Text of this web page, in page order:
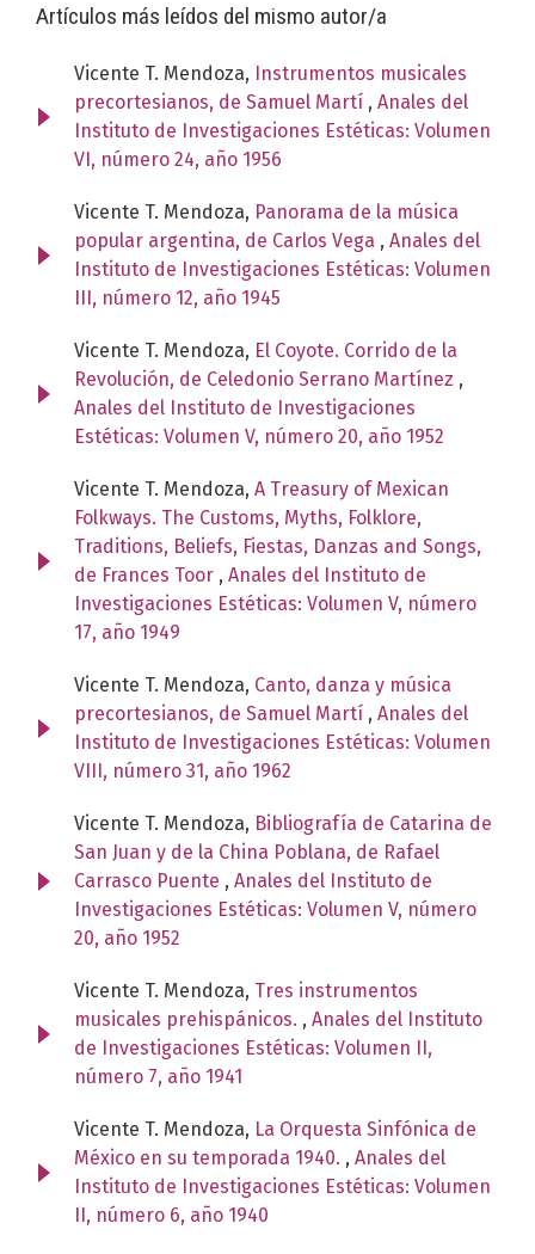
Artículos más leídos del mismo autor/a
Vicente T. Mendoza, Instrumentos musicales
precortesianos, de Samuel Martí , Anales del
Instituto de Investigaciones Estéticas: Volumen
VI, número 24, año 1956
Vicente T. Mendoza, Panorama de la música
popular argentina, de Carlos Vega , Anales del
Instituto de Investigaciones Estéticas: Volumen
III, número 12, año 1945
Vicente T. Mendoza, El Coyote. Corrido de la
Revolución, de Celedonio Serrano Martínez ,
Anales del Instituto de Investigaciones
Estéticas: Volumen V, número 20, año 1952
Vicente T. Mendoza, A Treasury of Mexican
Folkways. The Customs, Myths, Folklore,
Traditions, Beliefs, Fiestas, Danzas and Songs,
de Frances Toor , Anales del Instituto de
Investigaciones Estéticas: Volumen V, número
17, año 1949
Vicente T. Mendoza, Canto, danza y música
precortesianos, de Samuel Martí , Anales del
Instituto de Investigaciones Estéticas: Volumen
VIII, número 31, año 1962
Vicente T. Mendoza, Bibliografía de Catarina de
San Juan y de la China Poblana, de Rafael
Carrasco Puente , Anales del Instituto de
Investigaciones Estéticas: Volumen V, número
20, año 1952
Vicente T. Mendoza, Tres instrumentos
musicales prehispánicos. , Anales del Instituto
de Investigaciones Estéticas: Volumen II,
número 7, año 1941
Vicente T. Mendoza, La Orquesta Sinfónica de
México en su temporada 1940. , Anales del
Instituto de Investigaciones Estéticas: Volumen
II, número 6, año 1940